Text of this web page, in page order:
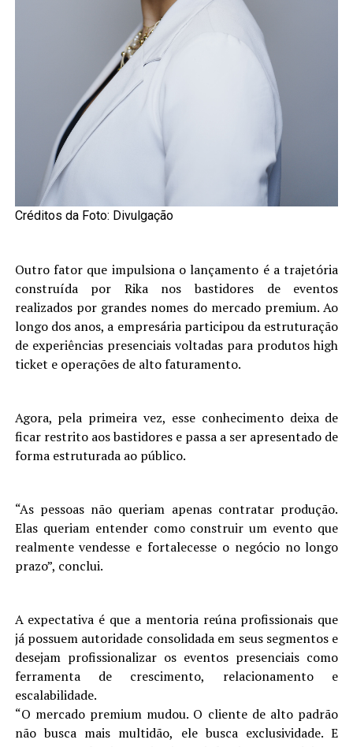
Créditos da Foto: Divulgação
Outro fator que impulsiona o lançamento é a trajetória
construída por Rika nos bastidores de eventos
realizados por grandes nomes do mercado premium. Ao
longo dos anos, a empresária participou da estruturação
de experiências presenciais voltadas para produtos high
ticket e operações de alto faturamento.
Agora, pela primeira vez, esse conhecimento deixa de
ficar restrito aos bastidores e passa a ser apresentado de
forma estruturada ao público.
“As pessoas não queriam apenas contratar produção.
Elas queriam entender como construir um evento que
realmente vendesse e fortalecesse o negócio no longo
prazo”, conclui.
A expectativa é que a mentoria reúna profissionais que
já possuem autoridade consolidada em seus segmentos e
desejam profissionalizar os eventos presenciais como
ferramenta de crescimento, relacionamento e
escalabilidade.
“O mercado premium mudou. O cliente de alto padrão
não busca mais multidão, ele busca exclusividade. E